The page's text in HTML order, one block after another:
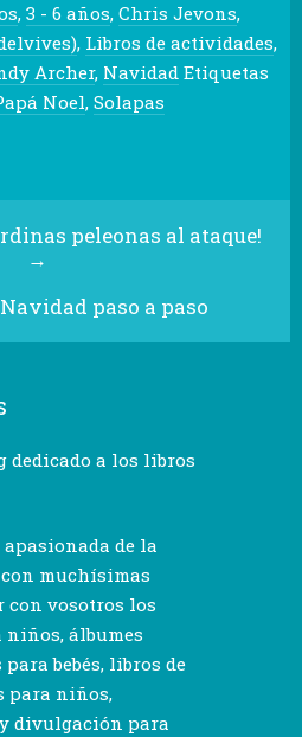
, 3 - 6 años, Chris Jevons,
, Libros de actividades,
Archer, Navidad Etiquetas
Noel, Solapas
peleonas al ataque!
→
paso a paso
dedicado a los libros
de la
muchísimas
con vosotros los
niños, álbumes
bebés, libros de
para niños,
divulgación para